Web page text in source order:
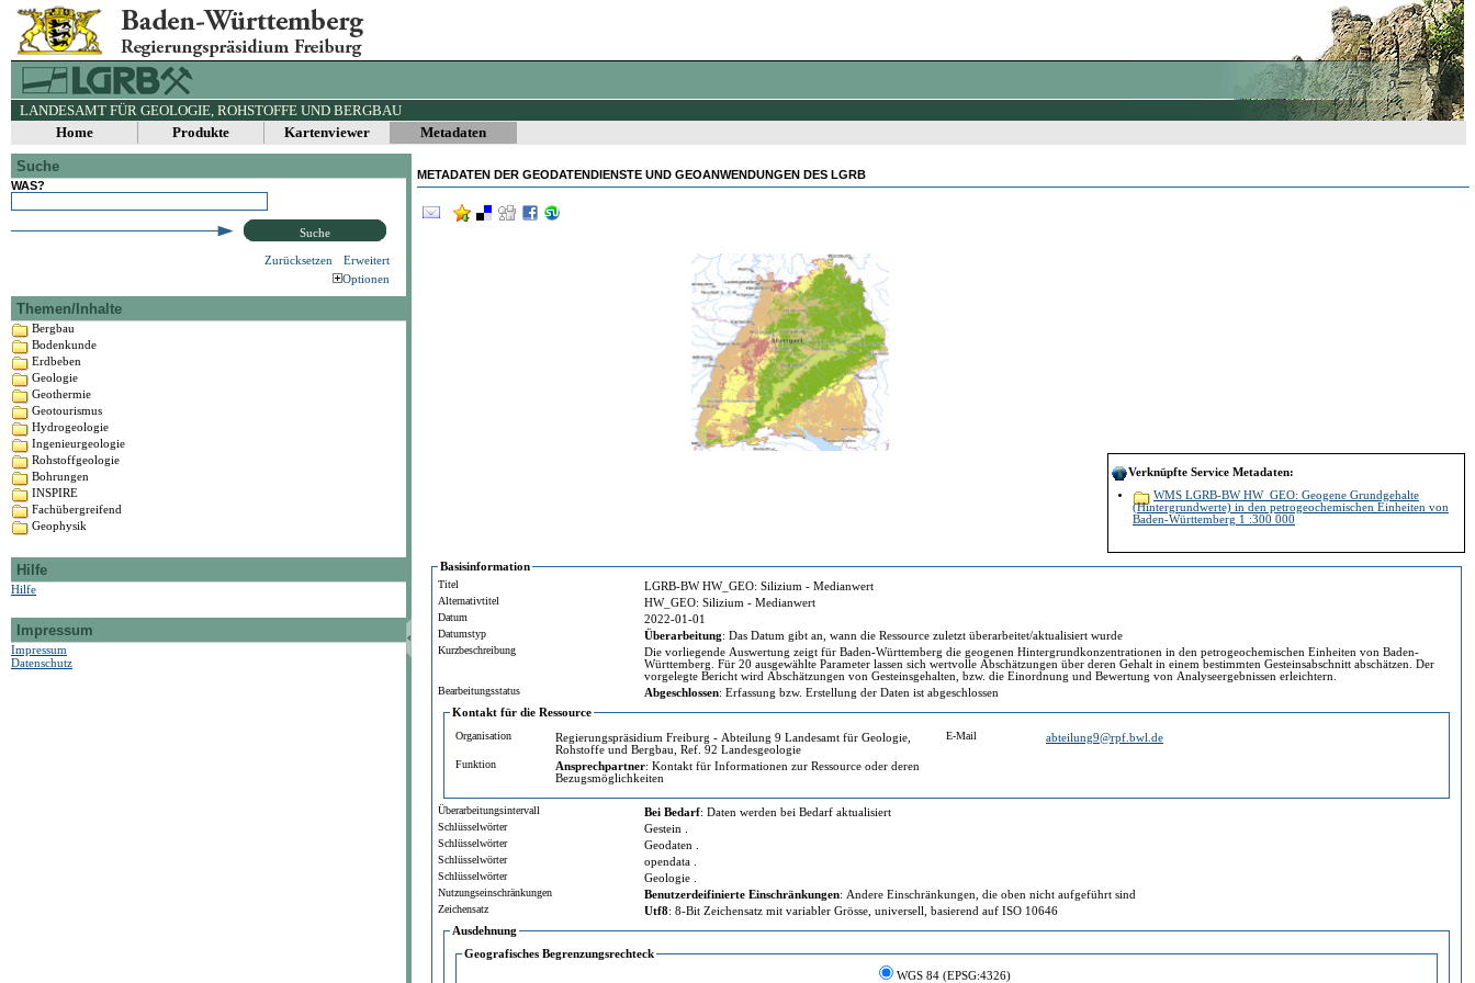
LANDESAMT FÜR GEOLOGIE, ROHSTOFFE UND BERGBAU
Home
Produkte Kartenviewer Metadaten
Suche
WAS?
Suche
Zurücksetzen
Erweitert
Optionen
Themen/Inhalte
Bergbau
Bodenkunde
Erdbeben
Geologie
Geothermie
Geotourismus
Hydrogeologie
Ingenieurgeologie
Rohstoffgeologie
Bohrungen
INSPIRE
Fachübergreifend
Geophysik
Hilfe
Hilfe
Impressum
Impressum
Datenschutz
METADATEN DER GEODATENDIENSTE UND GEOANWENDUNGEN DES LGRB
Verknüpfte Service Metadaten:
WMS LGRB-BW HW_GEO: Geogene Grundgehalte
(Hintergrundwerte) in den petrogeochemischen Einheiten von
Baden-Württemberg 1 :300 000
Basisinformation
Titel
LGRB-BW HW_GEO: Silizium - Medianwert
Alternativtitel
HW_GEO: Silizium - Medianwert
Datum
2022-01-01
Datumstyp
Überarbeitung: Das Datum gibt an, wann die Ressource zuletzt überarbeitet/aktualisiert wurde
Kurzbeschreibung
Die vorliegende Auswertung zeigt für Baden-Württemberg die geogenen Hintergrundkonzentrationen in den petrogeochemischen Einheiten von Baden-
Württemberg. Für 20 ausgewählte Parameter lassen sich wertvolle Abschätzungen über deren Gehalt in einem bestimmten Gesteinsabschnitt abschätzen. Der
vorgelegte Bericht wird Abschätzungen von Gesteinsgehalten, bzw. die Einordnung und Bewertung von Analyseergebnissen erleichtern.
Bearbeitungsstatus
Abgeschlossen: Erfassung bzw. Erstellung der Daten ist abgeschlossen
Kontakt für die Ressource
Organisation
Regierungspräsidium Freiburg - Abteilung 9 Landesamt für Geologie,
Rohstoffe und Bergbau, Ref. 92 Landesgeologie
Funktion
Ansprechpartner: Kontakt für Informationen zur Ressource oder deren
Bezugsmöglichkeiten
E-Mail abteilung9@rpf.bwl.de
Überarbeitungsintervall Bei Bedarf: Daten werden bei Bedarf aktualisiert
Schlüsselwörter
Gestein .
Schlüsselwörter
Geodaten .
Schlüsselwörter
opendata .
Schlüsselwörter
Geologie .
Nutzungseinschränkungen
Benutzerdeifinierte Einschränkungen: Andere Einschränkungen, die oben nicht aufgeführt sind
Zeichensatz
Utf8: 8-Bit Zeichensatz mit variabler Grösse, universell, basierend auf ISO 10646
Ausdehnung
Geografisches Begrenzungsrechteck
WGS 84 (EPSG:4326)